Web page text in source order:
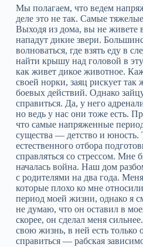
Мы полагаем, что ведем
деле это не так. Самые
Выходя из дома, вы не живете
нападут дикие звери.
волноваться, где взять еду в
найти крышу над головой в
как живет дикое животное.
своей норки, заяц рискует так
боевых действий. Однако
справиться. Да, у него
но ведь у нас они тоже есть.
что самые напряженные
существа — детство и юность.
естественного отбора
справляться со стрессом. Мне
началась война. Наш дом
с родителями на два года.
которые плохо ко мне
период моей жизни, однако я
не думаю, что он оставил в
скорее, он сделал меня
свою жизнь, в ней есть только
справиться — рабская